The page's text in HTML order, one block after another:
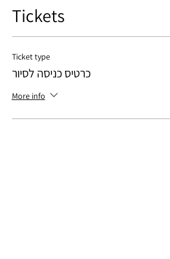
Tickets
Ticket type
כרטיס כניסה לסיור
More info